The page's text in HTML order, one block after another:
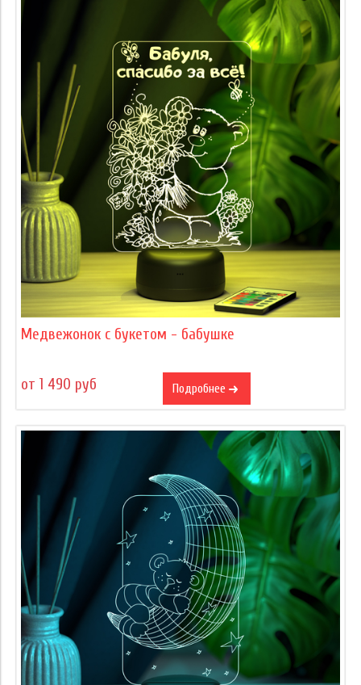
Медвежонок с букетом - бабушке
от 1 490 руб Подробнее